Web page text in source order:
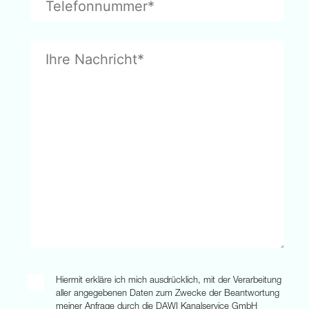
Hiermit erkläre ich mich ausdrücklich, mit der Verarbeitung
aller angegebenen Daten zum Zwecke der Beantwortung
meiner Anfrage durch die DAWI Kanalservice GmbH